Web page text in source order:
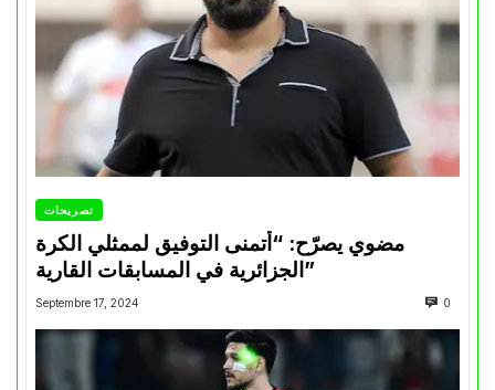
تصريحات
مضوي يصرّح: “أتمنى التوفيق لممثلي الكرة
الجزائرية في المسابقات القارية”
Septembre 17, 2024 0